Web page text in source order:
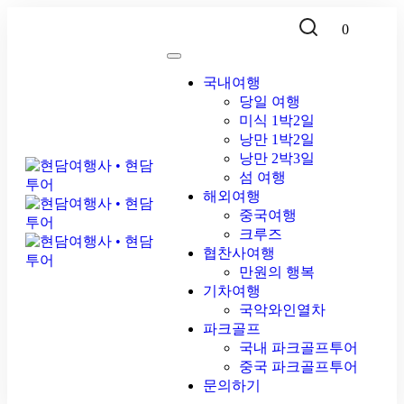
0
국내여행
당일 여행
미식 1박2일
낭만 1박2일
낭만 2박3일
섬 여행
해외여행
중국여행
크루즈
협찬사여행
만원의 행복
기차여행
국악와인열차
파크골프
국내 파크골프투어
중국 파크골프투어
문의하기